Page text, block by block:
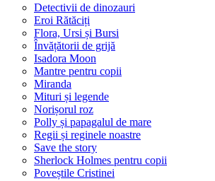
Detectivii de dinozauri
Eroi Rătăciți
Flora, Ursi și Bursi
Învățătorii de grijă
Isadora Moon
Mantre pentru copii
Miranda
Mituri și legende
Norișorul roz
Polly și papagalul de mare
Regii și reginele noastre
Save the story
Sherlock Holmes pentru copii
Poveștile Cristinei